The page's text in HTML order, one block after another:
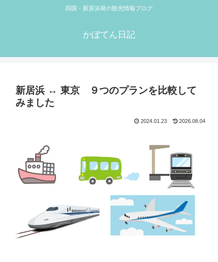
四国・新居浜発の観光情報ブログ
かぼてん日記
新居浜 ↔︎ 東京 ９つのプランを比較して
みました
2024.01.23 2026.08.04